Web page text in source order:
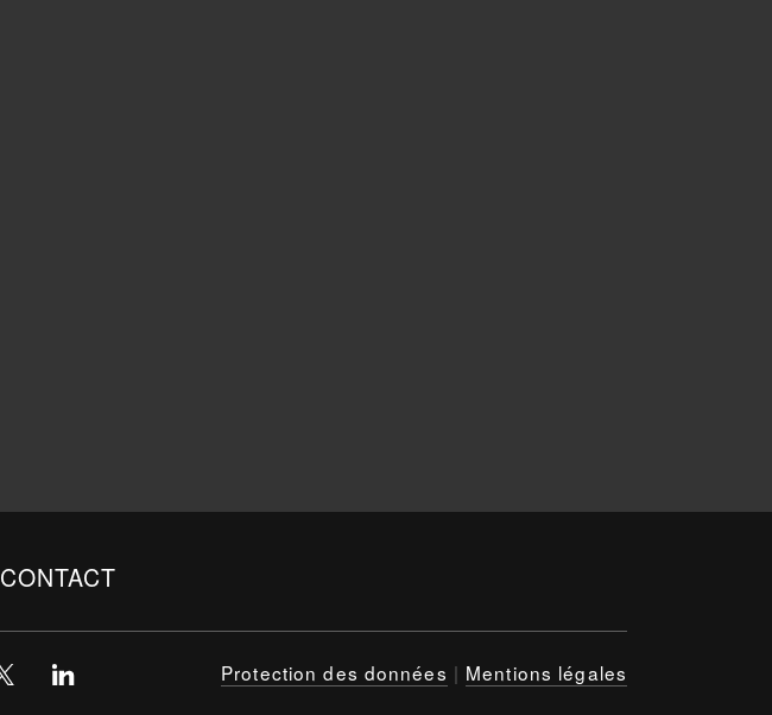
CONTACT
Protection des données | Mentions légales